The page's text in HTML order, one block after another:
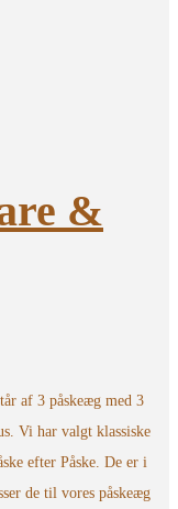
&
af 3 påskeæg med 3
Vi har valgt klassiske
efter Påske. De er i
de til vores påskeæg